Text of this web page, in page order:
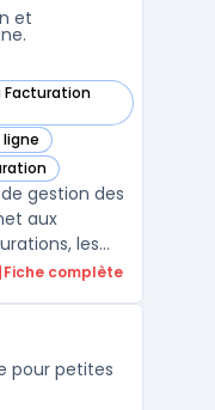
et
Facturation
gestion des
aux
les
récurrents
Fiche complète
pour petites